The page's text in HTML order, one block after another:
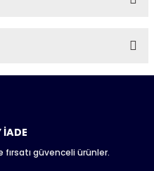
soru sorulmamış.
açıklamalarında ve diğer
görüntülenemiyor.
İADE
fırsatı güvenceli ürünler.